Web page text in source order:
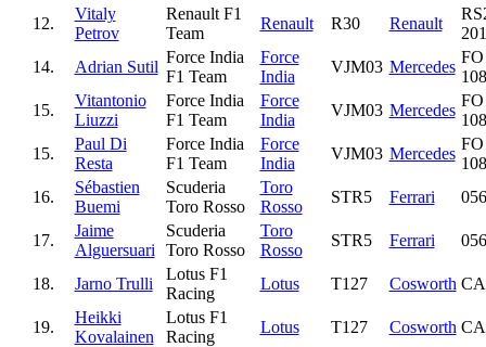
12.
Vitaly
Petrov
Renault F1
Team
Renault R30 Renault
14.
Adrian Sutil
Force India
F1 Team
Force
India
VJM03 Mercedes
FO
15.
Vitantonio
Liuzzi
Force India
F1 Team
Force
India
VJM03 Mercedes
FO
15.
Paul Di
Resta
Force India
F1 Team
Force
India
VJM03 Mercedes
FO
16.
Sébastien
Buemi
Scuderia
Toro Rosso
Toro
Rosso
STR5 Ferrari 056
17.
Jaime
Alguersuari
Scuderia
Toro Rosso
Toro
Rosso
STR5 Ferrari 056
18. Jarno Trulli
Lotus F1
Racing
Lotus T127 Cosworth
19.
Heikki
Kovalainen
Lotus F1
Racing
Lotus T127 Cosworth